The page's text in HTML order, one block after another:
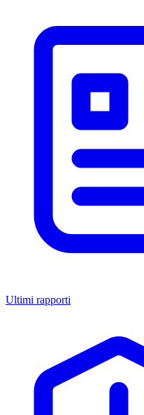
Ultimi rapporti